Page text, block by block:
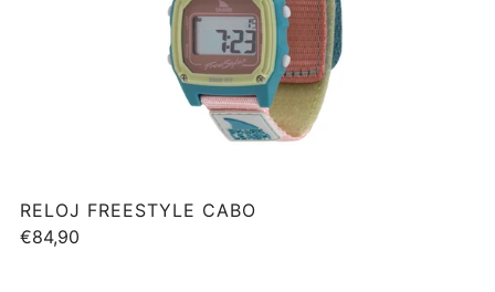
RELOJ FREESTYLE CABO
€84,90